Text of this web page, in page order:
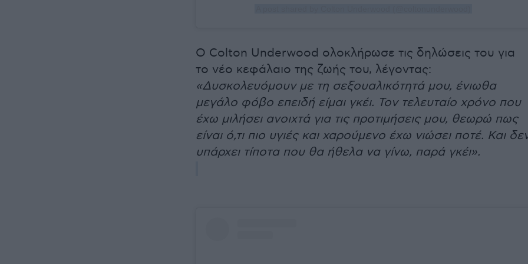
Ο Colton Underwood ολοκλήρωσε τις δηλώσεις του για
το νέο κεφάλαιο της ζωής του, λέγοντας:
«Δυσκολευόμουν με τη σεξουαλικότητά μου, ένιωθα
μεγάλο φόβο επειδή είμαι γκέι. Τον τελευταίο χρόνο που
έχω μιλήσει ανοιχτά για τις προτιμήσεις μου, θεωρώ πως
είναι ό,τι πιο υγιές και χαρούμενο έχω νιώσει ποτέ. Και
υπάρχει τίποτα που θα ήθελα να γίνω, παρά γκέι».